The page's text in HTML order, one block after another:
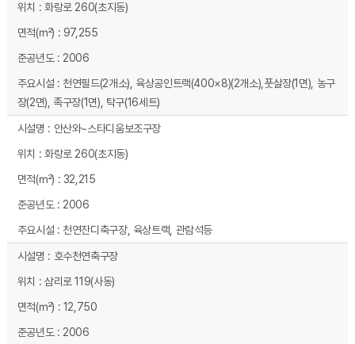
화랑로 260(초지동)
97,255
2006
천연필드(2개소), 육상공인트랙(400×8)(2개소),풋살장(1면), 농구
장(2면), 족구장(1면), 탁구(16세트)
안산와~스타디움보조구장
화랑로 260(초지동)
32,215
2006
천연잔디축구장, 육상트랙, 관람석등
호수천연축구장
삼리로 119(사동)
12,750
2006